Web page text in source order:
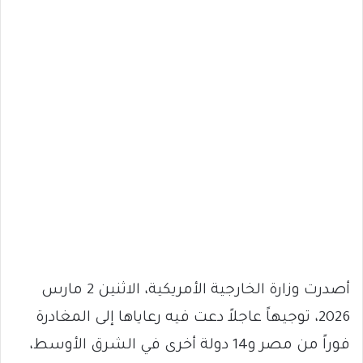
أصدرت وزارة الخارجية الأمريكية، الاثنين 2 مارس
2026، توجيهاً عاجلاً دعت فيه رعاياها إلى المغادرة
فوراً من مصر و14 دولة أخرى في الشرق الأوسط،